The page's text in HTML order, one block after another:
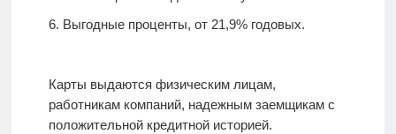
Выгодные проценты, от 21,9% годовых.
Карты выдаются физическим лицам,
работникам компаний, надежным заемщикам с
положительной кредитной историей.